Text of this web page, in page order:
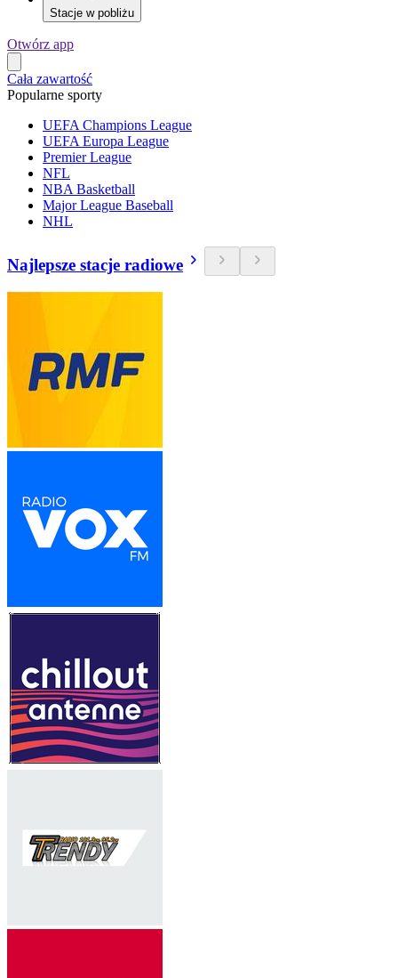
Stacje w pobliżu
Otwórz app
Cała zawartość
Popularne sporty
UEFA Champions League
UEFA Europa League
Premier League
NFL
NBA Basketball
Major League Baseball
NHL
Najlepsze stacje radiowe